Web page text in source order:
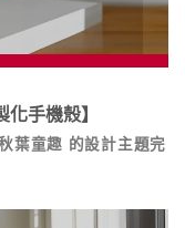
化手機殼】
葉童趣 的設計主題完